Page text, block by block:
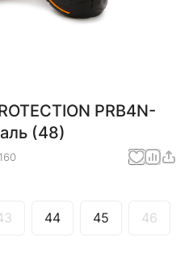
PRB4N-
(48)
44 45 46